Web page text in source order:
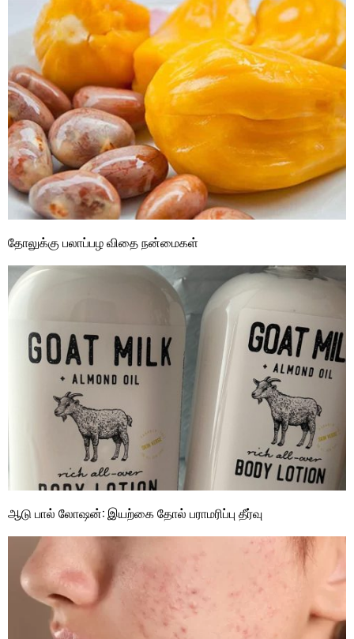
தோலுக்கு பலாப்பழ விதை நன்மைகள்
ஆடு பால் லோஷன்: இயற்கை தோல் பராமரிப்பு தீர்வு